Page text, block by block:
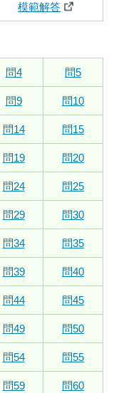
模範解答
問4 問5
問9 問10
問14 問15
問19 問20
問24 問25
問29 問30
問34 問35
問39 問40
問44 問45
問49 問50
問54 問55
問59 問60